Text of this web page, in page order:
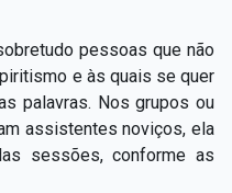
pessoas que não
e às quais se quer
palavras. Nos grupos ou
assistentes noviços, ela
sessões, conforme as